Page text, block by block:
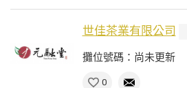
世佳茶業有限公司
攤位號碼：尚未更新
0